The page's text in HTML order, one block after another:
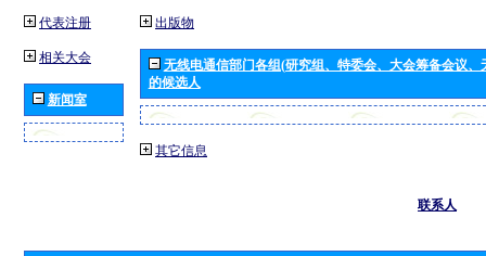
代表注册
相关大会
新闻室
出版物
无线电通信部门各组(研究组、特委会、大会筹备会议
的候选人
其它信息
联系人